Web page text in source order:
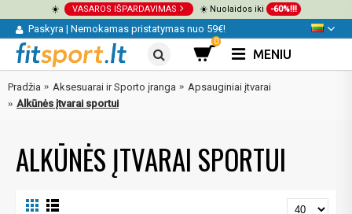
☀️ VASAROS IŠPARDAVIMAS ☀️ Nuolaidos iki -60%!!!
Paskyra | Nemokamas pristatymas nuo 59€!
0
MENIU
Pradžia Aksesuarai ir Sporto įranga
Apsauginiai įtvarai
Alkūnės įtvarai sportui
ALKŪNĖS ĮTVARAI SPORTUI